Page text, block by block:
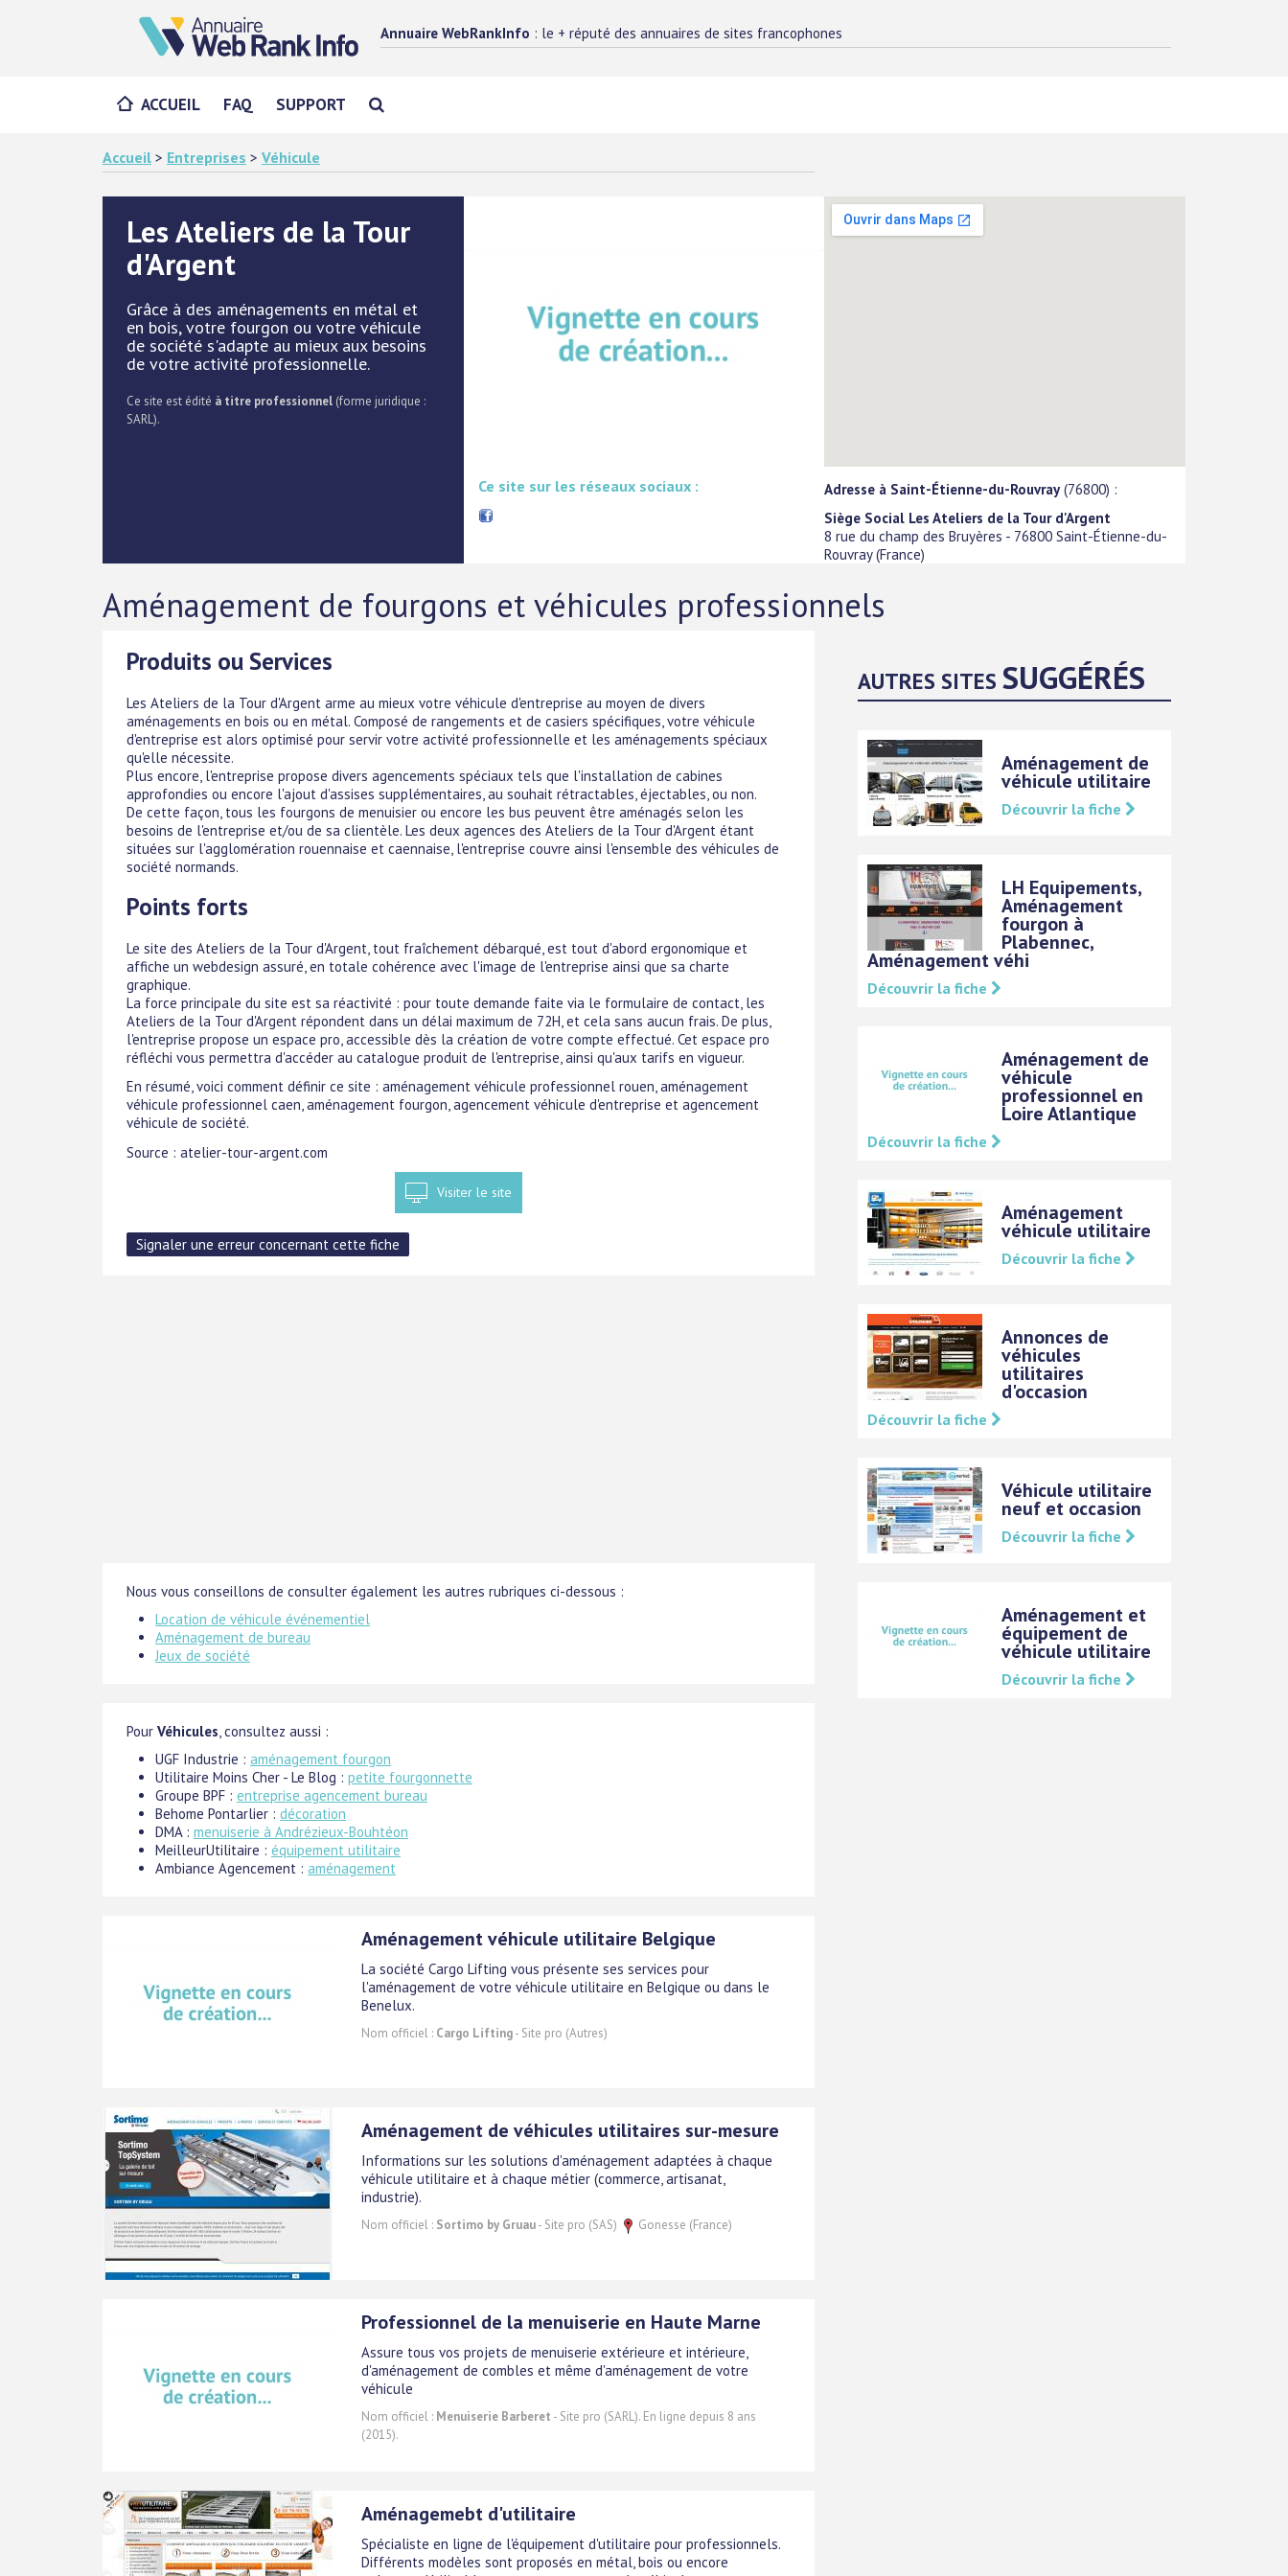
Annuaire WebRankInfo : le + réputé des annuaires de sites francophones
ACCUEIL FAQ SUPPORT
Accueil > Entreprises > Véhicule
Les Ateliers de la Tour
d'Argent
Grâce à des aménagements en métal et
en bois, votre fourgon ou votre véhicule
de société s'adapte au mieux aux besoins
de votre activité professionnelle.
Ce site est édité à titre professionnel (forme juridique :
SARL).
Ce site sur les réseaux sociaux : Adresse à Saint-Étienne-du-Rouvray(76800) :
Siège Social Les Ateliers de la Tour d'Argent
8 rue du champ des Bruyères - 76800 Saint-Étienne-du-
Rouvray(France)
Aménagement de fourgons et véhicules professionnels
Produits ou Services
Les Ateliers de la Tour d'Argent arme au mieux votre véhicule d'entreprise au moyen de divers
aménagements en bois ou en métal. Composé de rangements et de casiers spécifiques, votre véhicule
d'entreprise est alors optimisé pour servir votre activité professionnelle et les aménagements spéciaux
qu'elle nécessite.
Plus encore, l'entreprise propose divers agencements spéciaux tels que l'installation de cabines
approfondies ou encore l'ajout d'assises supplémentaires, au souhait rétractables, éjectables, ou non.
De cette façon, tous les fourgons de menuisier ou encore les bus peuvent être aménagés selon les
besoins de l'entreprise et/ou de sa clientèle. Les deux agences des Ateliers de la Tour d'Argent étant
situées sur l'agglomération rouennaise et caennaise, l'entreprise couvre ainsi l'ensemble des véhicules de
société normands.
Points forts
Le site des Ateliers de la Tour d'Argent, tout fraîchement débarqué, est tout d'abord ergonomique et
affiche un webdesign assuré, en totale cohérence avec l'image de l'entreprise ainsi que sa charte
graphique.
La force principale du site est sa réactivité : pour toute demande faite via le formulaire de contact, les
Ateliers de la Tour d'Argent répondent dans un délai maximum de 72H, et cela sans aucun frais. De plus,
l'entreprise propose un espace pro, accessible dès la création de votre compte effectué. Cet espace pro
réfléchi vous permettra d'accéder au catalogue produit de l'entreprise, ainsi qu'aux tarifs en vigueur.
En résumé, voici comment définir ce site : aménagement véhicule professionnel rouen, aménagement
véhicule professionnel caen, aménagement fourgon, agencement véhicule d'entreprise et agencement
véhicule de société.
Source : atelier-tour-argent.com
Visiter le site
Nous vous conseillons de consulter également les autres rubriques ci-dessous :
Location de véhicule événementiel
Aménagement de bureau
Jeux de société
Pour Véhicules , consultez aussi :
UGF Industrie : aménagement fourgon
Utilitaire Moins Cher - Le Blog : petite fourgonnette
Groupe BPF : entreprise agencement bureau
Behome Pontarlier : décoration
DMA : menuiserie à Andrézieux-Bouhtéon
MeilleurUtilitaire : équipement utilitaire
Ambiance Agencement : aménagement
Aménagement véhicule utilitaire Belgique
La société Cargo Lifting vous présente ses services pour
l'aménagement de votre véhicule utilitaire en Belgique ou dans le
Benelux.
Nom officiel : Cargo Lifting- Site pro (Autres)
Aménagement de véhicules utilitaires sur-mesure
Informations sur les solutions d'aménagement adaptées à chaque
véhicule utilitaire et à chaque métier (commerce, artisanat,
industrie).
Nom officiel : Sortimo by Gruau- Site pro (SAS) Gonesse (France)
Professionnel de la menuiserie en Haute Marne
Assure tous vos projets de menuiserie extérieure et intérieure,
d'aménagement de combles et même d'aménagement de votre
véhicule
Nom officiel : Menuiserie Barberet - Site pro (SARL). En ligne depuis 8 ans
(2015).
Aménagemebt d'utilitaire
Spécialiste en ligne de l'équipement d'utilitaire pour professionnels.
Différents modèles sont proposés en métal, bois ou encore
AUTRES SITESSUGGÉRÉS
Aménagement de
véhicule utilitaire
Découvrir la fiche
LH Equipements,
Aménagement
fourgon à
Plabennec,
Aménagement véhi
Découvrir la fiche
Aménagement de
véhicule
professionnel en
Loire Atlantique
Découvrir la fiche
Aménagement
véhicule utilitaire
Découvrir la fiche
Annonces de
véhicules
utilitaires
d'occasion
Découvrir la fiche
Véhicule utilitaire
neuf et occasion
Découvrir la fiche
Aménagement et
équipement de
véhicule utilitaire
Découvrir la fiche